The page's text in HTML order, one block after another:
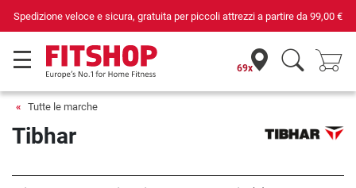
Spedizione veloce e sicura, gratuita per piccoli attrezzi a partire da 99,00 €
69x
Tutte le marche
Tibhar